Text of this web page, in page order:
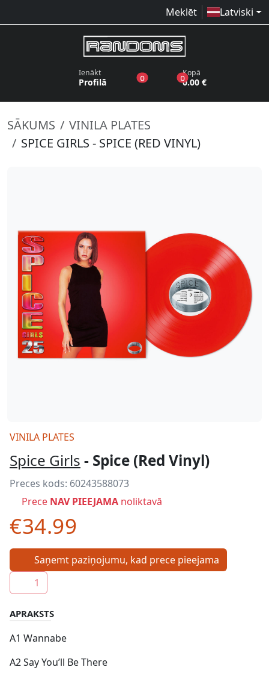
Meklēt Latviski
Ienākt
Profilā 0produkti vēlmju sarakstā
0produkti grozā
Kopā
0.00 €
SĀKUMS
VINILA PLATES
SPICE GIRLS - SPICE (RED VINYL)
VINILA PLATES
Spice Girls - Spice (Red Vinyl)
Preces kods: 60243588073
Prece NAV PIEEJAMA noliktavā
€34.99
Saņemt paziņojumu, kad prece pieejama
1
APRAKSTS
A1 Wannabe
A2 Say You’ll Be There